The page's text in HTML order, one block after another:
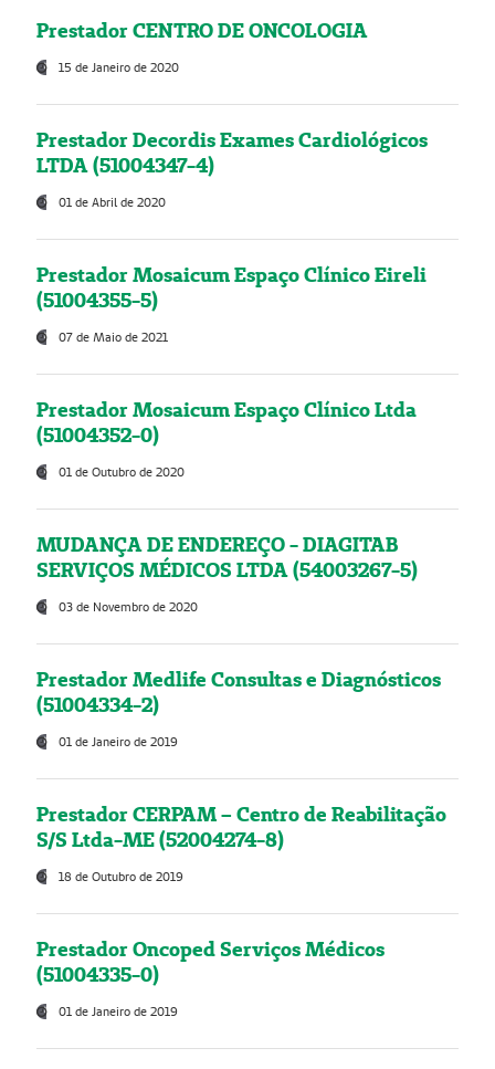
Prestador CENTRO DE ONCOLOGIA
15 de Janeiro de 2020
Prestador Decordis Exames Cardiológicos
LTDA (51004347-4)
01 de Abril de 2020
Prestador Mosaicum Espaço Clínico Eireli
(51004355-5)
07 de Maio de 2021
Prestador Mosaicum Espaço Clínico Ltda
(51004352-0)
01 de Outubro de 2020
MUDANÇA DE ENDEREÇO - DIAGITAB
SERVIÇOS MÉDICOS LTDA (54003267-5)
03 de Novembro de 2020
Prestador Medlife Consultas e Diagnósticos
(51004334-2)
01 de Janeiro de 2019
Prestador CERPAM – Centro de Reabilitação
S/S Ltda-ME (52004274-8)
18 de Outubro de 2019
Prestador Oncoped Serviços Médicos
(51004335-0)
01 de Janeiro de 2019